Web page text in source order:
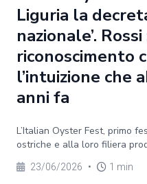
Liguria la
nazionale’. Rossi
riconoscimento
l’intuizione che
anni fa
L’Italian Oyster Fest, primo
ostriche e alla loro filiera
23/06/2026 • 1 min